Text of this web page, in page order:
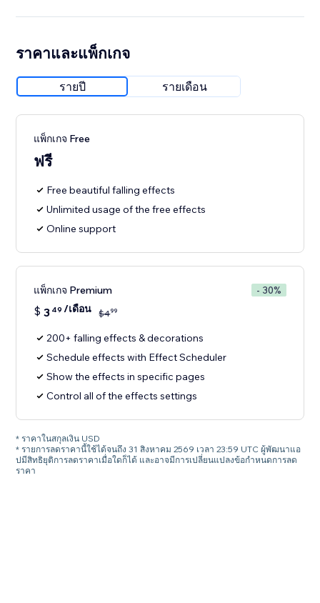
ราคาและแพ็กเกจ
รายปี รายเดือน
แพ็กเกจ Free
ฟรี
Free beautiful falling effects
Unlimited usage of the free effects
Online support
แพ็กเกจ Premium - 30%
$ 3 49 /เดือน $499
200+ falling effects & decorations
Schedule effects with Effect Scheduler
Show the effects in specific pages
Control all of the effects settings
* ราคาในสกุลเงิน USD
* รายการลดราคานี้ใช้ได้จนถึง 31 สิงหาคม 2569 เวลา 23:59 UTC ผู้พัฒนาแอ
ปมีสิทธิยุติการลดราคาเมื่อใดก็ได้ และอาจมีการเปลี่ยนแปลงข้อกำหนดการลด
ราคา